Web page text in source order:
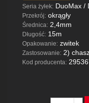
Seria żyłek: DuoMax /
Przekrój: okrągły
Średnica: 2,4mm
Długość: 15m
Opakowanie: zwitek
Zastosowanie: 2)
Kod producenta: